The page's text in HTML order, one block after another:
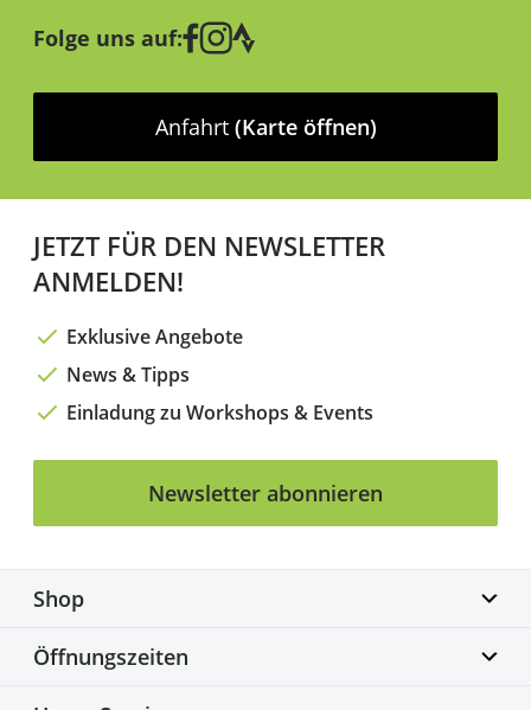
Folge uns auf:
Anfahrt (Karte öffnen)
JETZT FÜR DEN NEWSLETTER
ANMELDEN!
Exklusive Angebote
News & Tipps
Einladung zu Workshops & Events
Newsletter abonnieren
Shop
Biketime GmbH
Alter Flughafen 7a
Öffnungszeiten